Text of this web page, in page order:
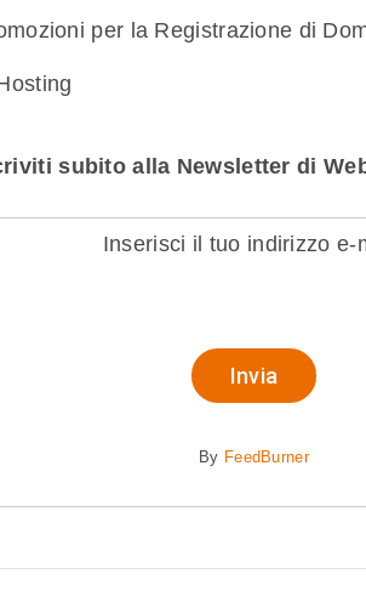
per la Registrazione di
subito alla Newsletter di
Inserisci il tuo indirizzo e-
By FeedBurner